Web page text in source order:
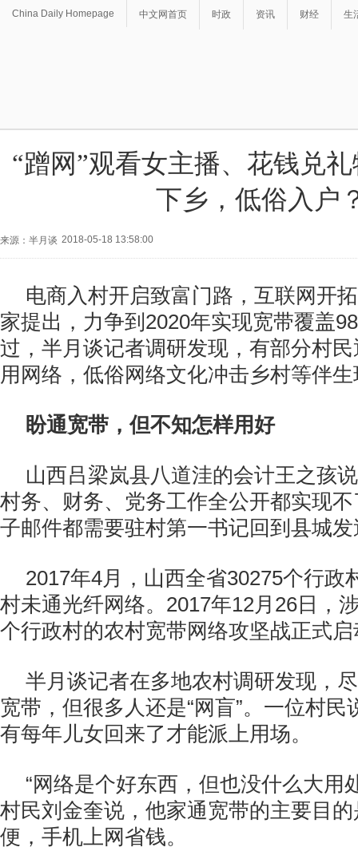
China Daily Homepage 中文网首页 时政 资讯 财经 生
“蹭网”观看女主播、花钱兑
下乡，低俗入户
来源：半月谈 2018-05-18 13:58:00
电商入村开启致富门路，互联网
家提出，力争到2020年实现宽带覆盖
过，半月谈记者调研发现，有部分村
用网络，低俗网络文化冲击乡村等伴
盼通宽带，但不知怎样用好
山西吕梁岚县八道洼的会计王之孩
村务、财务、党务工作全公开都实现
子邮件都需要驻村第一书记回到县城
2017年4月，山西全省30275个行政
村未通光纤网络。2017年12月26日，
个行政村的农村宽带网络攻坚战正式
半月谈记者在多地农村调研发现，
宽带，但很多人还是“网盲”。一位村
有每年儿女回来了才能派上用场。
“网络是个好东西，但也没什么大用
村民刘金奎说，他家通宽带的主要目
便，手机上网省钱。